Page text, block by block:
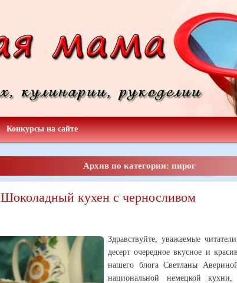
Конкурсы на сайте
Архив по категории: пирог
Шоколадный кухен с черносливом
Здравствуйте, уважаемые
десерт очередное вкусное и
нашего блога Светланы
национальной немецкой